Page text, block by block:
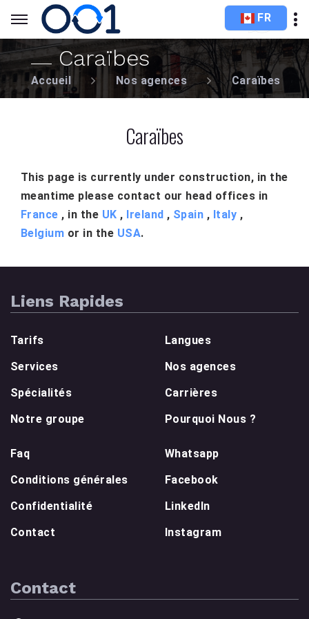
FR
Caraïbes
Accueil Nos agences Caraïbes
Caraïbes
This page is currently under construction, in the
meantime please contact our head offices in
France , in the UK , Ireland , Spain , Italy ,
Belgium or in the USA.
Liens Rapides
Tarifs
Services
Spécialités
Notre groupe
Langues
Nos agences
Carrières
Pourquoi Nous ?
Faq
Conditions générales
Confidentialité
Contact
Whatsapp
Facebook
LinkedIn
Instagram
Contact